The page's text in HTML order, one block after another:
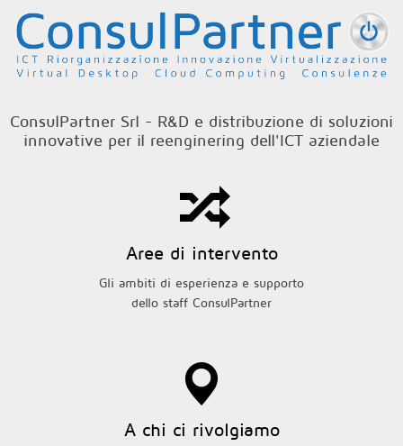
Salta al contenuto principale
ConsulPartner Srl - R&D e distribuzione di soluzioni
innovative per il reenginering dell'ICT aziendale
Aree di intervento
Gli ambiti di esperienza e supporto
dello staff ConsulPartner
A chi ci rivolgiamo